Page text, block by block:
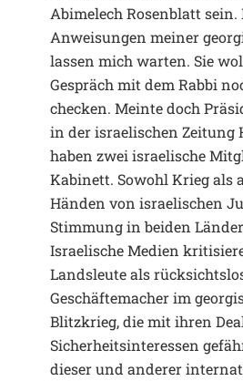
Abimelech Rosenblatt sein.
Anweisungen meiner
lassen mich warten. Sie
Gespräch mit dem Rabbi
checken. Meinte doch
in der israelischen Zeitung
haben zwei israelische
Kabinett. Sowohl Krieg als
Händen von israelischen
Stimmung in beiden
Israelische Medien
Landsleute als
Geschäftemacher im
Blitzkrieg, die mit ihren
Sicherheitsinteressen
dieser und anderer